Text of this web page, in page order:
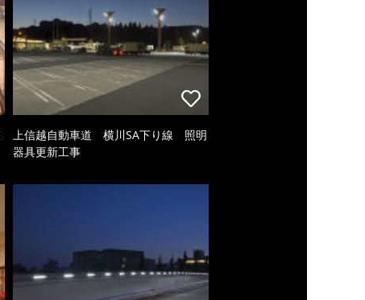
上信越自動車道 横川SA下り線 照明
器具更新工事